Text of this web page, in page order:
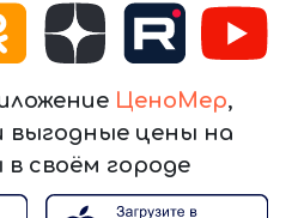
ЦеноМер,
цены на
своём городе